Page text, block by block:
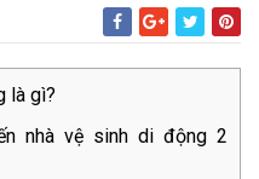
là gì?
nhà vệ sinh di động 2